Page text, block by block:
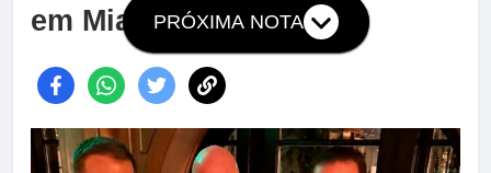
em MiamiPRÓXIMA NOTA